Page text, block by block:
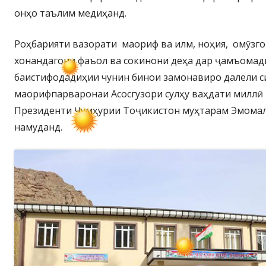
онҳо таълим медиҳанд.
Роҳбарияти вазорати маориф ва илм, ноҳия,
хонандагони фаъол ва сокинони деҳа дар
баистифодадиҳии чунин бинои замонавиро далели
маорифпарваронаи Асосгузори сулҳу ваҳдати
Президенти Ҷумҳурии Тоҷикистон муҳтарам
намуданд.